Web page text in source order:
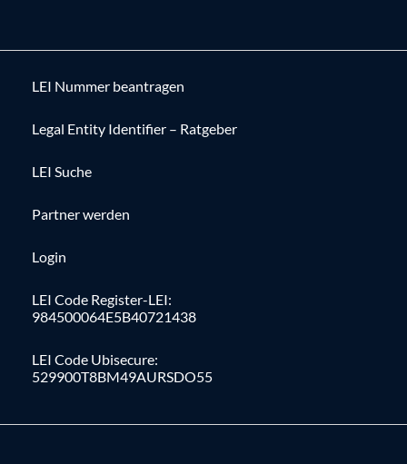
LEI Nummer beantragen
Legal Entity Identifier – Ratgeber
LEI Suche
Partner werden
Login
LEI Code Register-LEI:
984500064E5B40721438
LEI Code Ubisecure:
529900T8BM49AURSDO55